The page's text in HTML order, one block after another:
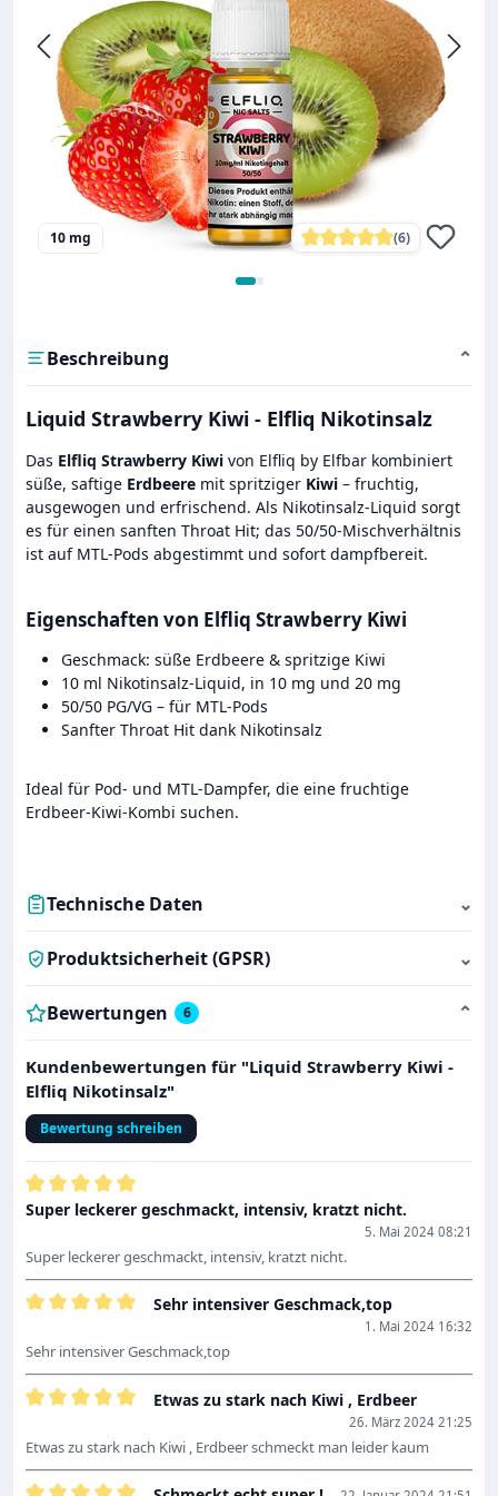
Durchschnittliche
(6)
10 mg
Beschreibung ⌄
Liquid Strawberry Kiwi - Elfliq Nikotinsalz
Das Elfliq Strawberry Kiwi von Elfliq by Elfbar kombiniert
süße, saftige Erdbeere mit spritziger Kiwi – fruchtig,
ausgewogen und erfrischend. Als Nikotinsalz-Liquid sorgt
es für einen sanften Throat Hit; das 50/50-Mischverhältnis
ist auf MTL-Pods abgestimmt und sofort dampfbereit.
Eigenschaften von Elfliq Strawberry Kiwi
Geschmack: süße Erdbeere & spritzige Kiwi
10 ml Nikotinsalz-Liquid, in 10 mg und 20 mg
50/50 PG/VG – für MTL-Pods
Sanfter Throat Hit dank Nikotinsalz
Ideal für Pod- und MTL-Dampfer, die eine fruchtige
Erdbeer-Kiwi-Kombi suchen.
Technische Daten ⌄
Produktsicherheit (GPSR) ⌄
Bewertungen 6 ⌄
Kundenbewertungen für "Liquid Strawberry Kiwi -
Elfliq Nikotinsalz"
Bewertung schreiben
5. Mai 2024 08:21
Bewertung mit 5 von 5 Sternen
Super leckerer geschmackt, intensiv, kratzt nicht.
Super leckerer geschmackt, intensiv, kratzt nicht.
1. Mai 2024 16:32
Sehr intensiver Geschmack,top
Sehr intensiver Geschmack,top
26. März 2024 21:25
Etwas zu stark nach Kiwi , Erdbeer
Etwas zu stark nach Kiwi , Erdbeer schmeckt man leider kaum